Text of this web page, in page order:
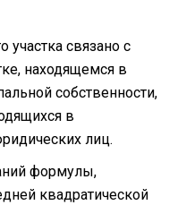
участка связано с
находящемся в
собственности,
в
лиц.
формулы,
квадратической